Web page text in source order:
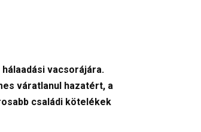
vacsorájára.
váratlanul hazatért, a
családi kötelékek